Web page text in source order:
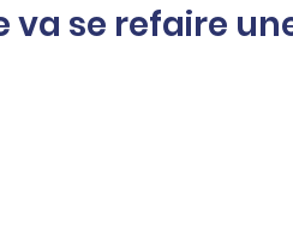
va se refaire